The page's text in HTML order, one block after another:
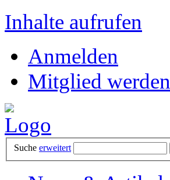
Inhalte aufrufen
Anmelden
Mitglied werden
Suche erweitert